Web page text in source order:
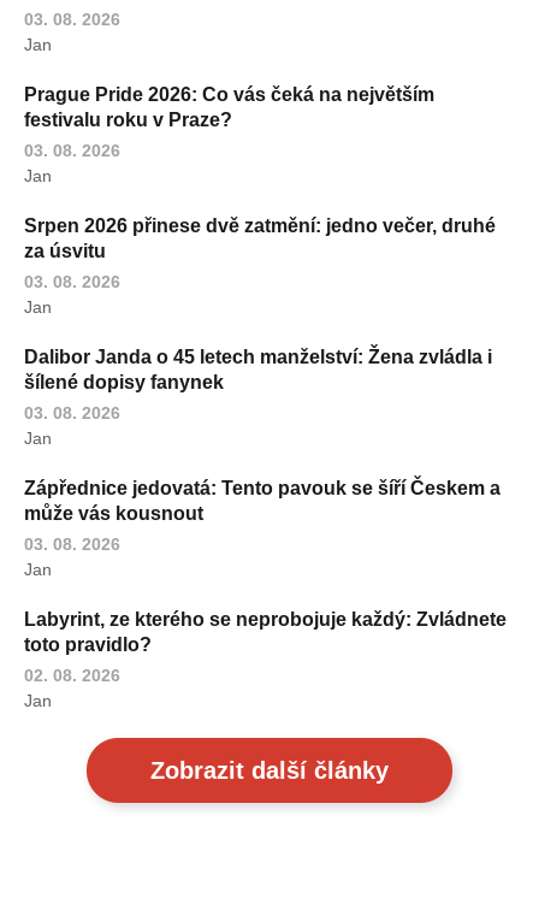
03. 08. 2026
Jan
Prague Pride 2026: Co vás čeká na největším
festivalu roku v Praze?
03. 08. 2026
Jan
Srpen 2026 přinese dvě zatmění: jedno večer, druhé
za úsvitu
03. 08. 2026
Jan
Dalibor Janda o 45 letech manželství: Žena zvládla i
šílené dopisy fanynek
03. 08. 2026
Jan
Zápřednice jedovatá: Tento pavouk se šíří Českem a
může vás kousnout
03. 08. 2026
Jan
Labyrint, ze kterého se neprobojuje každý: Zvládnete
toto pravidlo?
02. 08. 2026
Jan
Zobrazit další články